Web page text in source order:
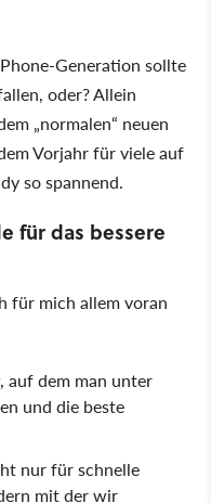
Generation sollte
oder? Allein
„normalen“ neuen
Vorjahr für viele auf
so spannend.
für das bessere
für mich allem voran
, auf dem man unter
und die beste
nur für schnelle
mit der wir